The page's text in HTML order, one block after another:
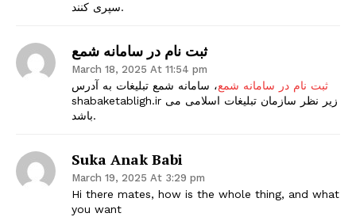
سپری کنند.
ثبت نام در سامانه شمع
March 18, 2025 At 11:54 pm
ثبت نام در سامانه شمع، سامانه شمع تبلیغات به آدرس
shabaketabligh.ir زیر نظر سازمان تبلیغات اسلامی می
باشد.
Suka Anak Babi
March 19, 2025 At 3:29 pm
Hi there mates, how is the whole thing, and what
you want